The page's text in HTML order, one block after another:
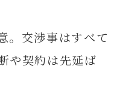
。交渉事はすべて
や契約は先延ば